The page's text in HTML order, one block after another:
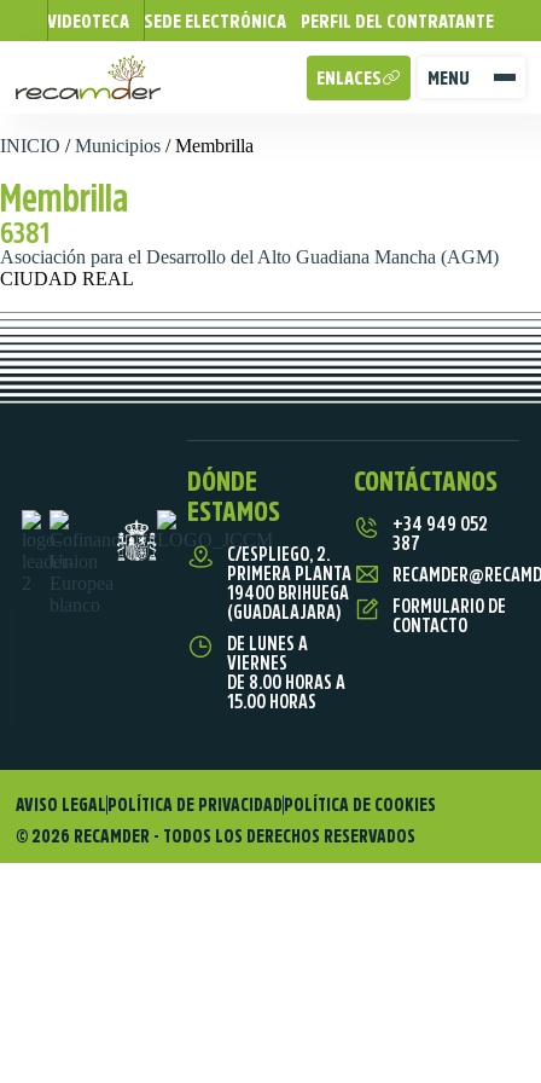
VIDEOTECA SEDE ELECTRÓNICA PERFIL DEL CONTRATANTE
MENU
ENLACES
INICIO /Municipios /Membrilla
Membrilla
6381
Asociación para el Desarrollo del Alto Guadiana Mancha (AGM)
CIUDAD REAL
DÓNDE
ESTAMOS
C/ESPLIEGO, 2.
PRIMERA PLANTA
19400 BRIHUEGA
(GUADALAJARA)
DE LUNES A
VIERNES
DE 8.00 HORAS A
15.00 HORAS
CONTÁCTANOS
+34 949 052
387
FORMULARIO DE
CONTACTO
© 2026 RECAMDER - TODOS LOS DERECHOS RESERVADOS
AVISO LEGAL POLÍTICA DE PRIVACIDAD POLÍTICA DE COOKIES